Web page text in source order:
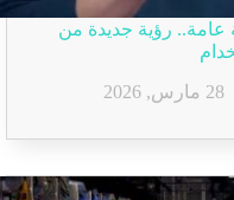
عامة.. رؤية جديدة من
28 مارس, 2026